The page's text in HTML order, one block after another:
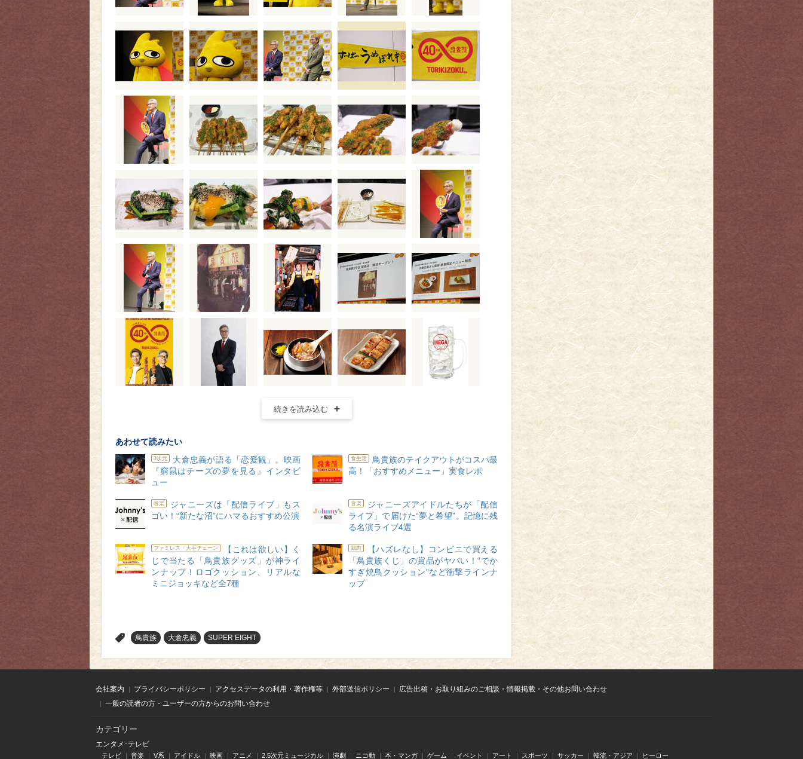
続きを読み込む
あわせて読みたい
3次元
大倉忠義が語る「恋愛観」。映画
『窮鼠はチーズの夢を見る』インタビ
ュー
食生活
鳥貴族のテイクアウトがコスパ最
高！「おすすめメニュー」実食レポ
音楽
ジャニーズは「配信ライブ」もス
ゴい！“新たな沼”にハマるおすすめ公演
音楽
ジャニーズアイドルたちが「配信
ライブ」で届けた“夢と希望”。記憶に残
る名演ライブ4選
ファミレス・大手チェーン
【これは欲しい】く
じで当たる「鳥貴族グッズ」が神ライ
ンナップ！ロゴクッション、リアルな
ミニジョッキなど全7種
鶏肉
【ハズレなし】コンビニで買える
「鳥貴族くじ」の賞品がヤバい！“でか
すぎ焼鳥クッション”など衝撃ラインナ
ップ
鳥貴族 大倉忠義 SUPER EIGHT
会社案内 プライバシーポリシー アクセスデータの利用・著作権等 外部送信ポリシー
広告出稿・お取り組みのご相談・情報掲載・その他お問い合わせ
一般の読者の方・ユーザーの方からのお問い合わせ
カテゴリー
エンタメ･テレビ
テレビ 音楽 V系 アイドル 映画 アニメ 2.5次元ミュージカル 演劇 ニコ動 本・マンガ ゲーム イベント アート スポーツ サッカー 韓流・アジア ヒーロー